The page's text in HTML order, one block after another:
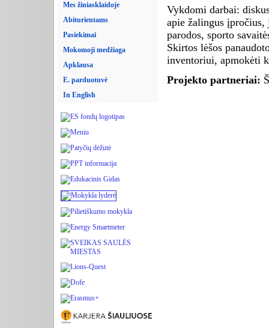
Mes žiniasklaidoje
Abiturientams
Pasiekimai
Mokomoji medžiaga
Apklausa
E. parduotuvė
In English
Vykdomi darbai:
apie žalingus
parodos, sporto
Skirtos lėšos
inventoriui, apmokėti
Projekto partneriai: